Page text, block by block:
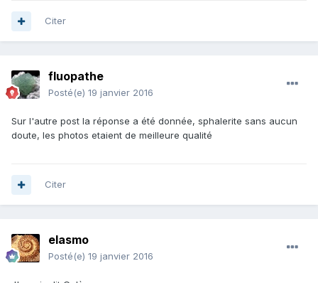
Citer
fluopathe
Posté(e) 19 janvier 2016
Sur l'autre post la réponse a été donnée, sphalerite sans aucun
doute, les photos etaient de meilleure qualité
Citer
elasmo
Posté(e) 19 janvier 2016